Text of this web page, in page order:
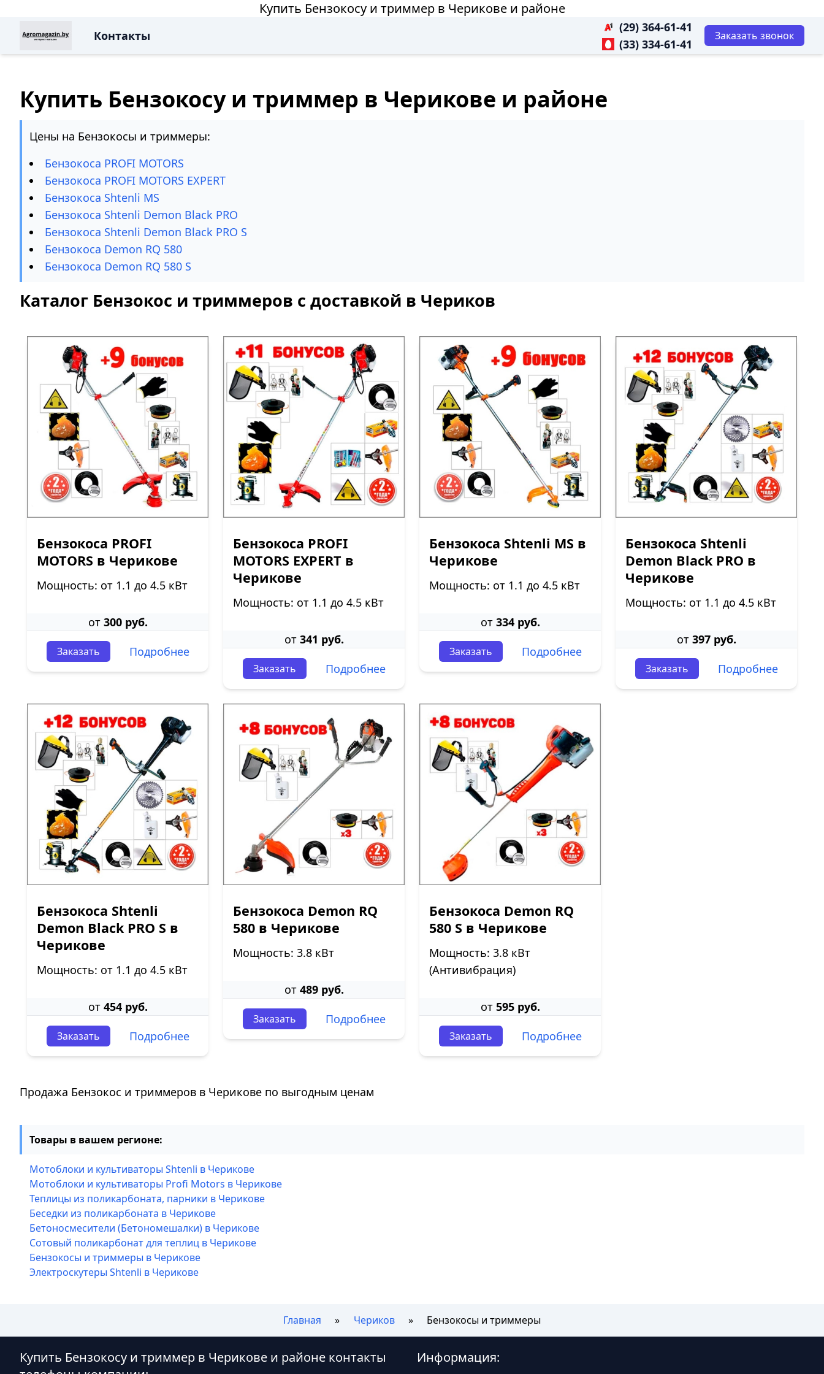
Купить Бензокосу и триммер в Черикове и районе
Контакты
(29) 364-61-41
(33) 334-61-41
Заказать звонок
Купить Бензокосу и триммер в Черикове и районе
Цены на Бензокосы и триммеры:
Бензокоса PROFI MOTORS
Бензокоса PROFI MOTORS EXPERT
Бензокоса Shtenli MS
Бензокоса Shtenli Demon Black PRO
Бензокоса Shtenli Demon Black PRO S
Бензокоса Demon RQ 580
Бензокоса Demon RQ 580 S
Каталог Бензокос и триммеров с доставкой в Чериков
Бензокоса PROFI
MOTORS в Черикове
Мощность: от 1.1 до 4.5 кВт
от 300 руб.
Заказать Подробнее
Бензокоса PROFI
MOTORS EXPERT в
Черикове
Мощность: от 1.1 до 4.5 кВт
от 341 руб.
Заказать Подробнее
Бензокоса Shtenli MS в
Черикове
Мощность: от 1.1 до 4.5 кВт
от 334 руб.
Заказать Подробнее
Бензокоса Shtenli
Demon Black PRO в
Черикове
Мощность: от 1.1 до 4.5 кВт
от 397 руб.
Заказать Подробнее
Бензокоса Shtenli
Demon Black PRO S в
Черикове
Мощность: от 1.1 до 4.5 кВт
от 454 руб.
Заказать Подробнее
Бензокоса Demon RQ
580 в Черикове
Мощность: 3.8 кВт
от 489 руб.
Заказать Подробнее
Бензокоса Demon RQ
580 S в Черикове
Мощность: 3.8 кВт
(Антивибрация)
от 595 руб.
Заказать Подробнее
Продажа Бензокос и триммеров в Черикове по выгодным ценам
Товары в вашем регионе:
Мотоблоки и культиваторы Shtenli в Черикове
Мотоблоки и культиваторы Profi Motors в Черикове
Теплицы из поликарбоната, парники в Черикове
Беседки из поликарбоната в Черикове
Бетоносмесители (Бетономешалки) в Черикове
Сотовый поликарбонат для теплиц в Черикове
Бензокосы и триммеры в Черикове
Электроскутеры Shtenli в Черикове
Главная Чериков Бензокосы и триммеры
Купить Бензокосу и триммер в Черикове и районе контакты
Информация: